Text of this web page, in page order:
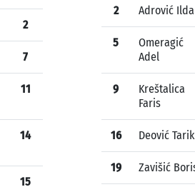
2
7
11
14
15
2 Adrović
5
Omeragić
Adel
9
Kreštalica
Faris
16 Deović Tarik
19 Zavišić